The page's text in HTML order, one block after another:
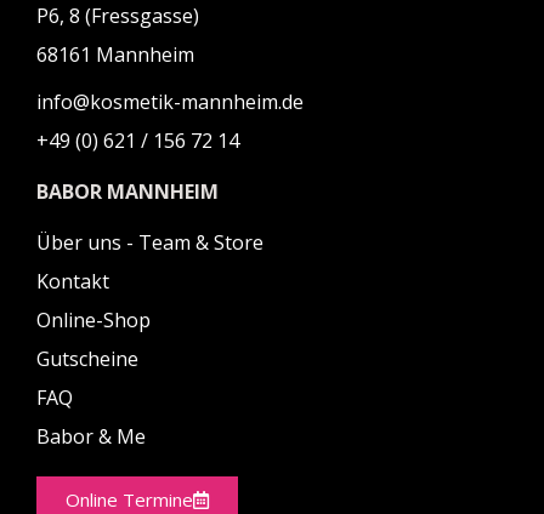
P6, 8 (Fressgasse)
68161 Mannheim
info@kosmetik-mannheim.de
+49 (0) 621 / 156 72 14
BABOR MANNHEIM
Über uns - Team & Store
Kontakt
Online-Shop
Gutscheine
FAQ
Babor & Me
Online Termine